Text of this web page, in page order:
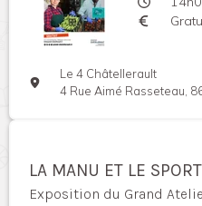
Le 4 Châtellerault
4 Rue Aimé Rasseteau,
LA MANU ET LE
Exposition du Grand